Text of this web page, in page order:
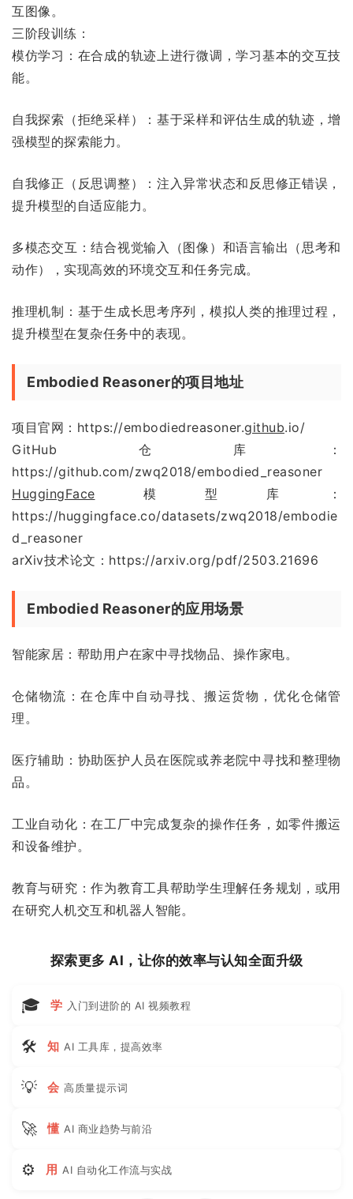
互图像。
三阶段训练：
模仿学习：在合成的轨迹上进行微调，学习基本的交互技
能。
自我探索（拒绝采样）：基于采样和评估生成的轨迹，增
强模型的探索能力。
自我修正（反思调整）：注入异常状态和反思修正错误，
提升模型的自适应能力。
多模态交互：结合视觉输入（图像）和语言输出（思考和
动作），实现高效的环境交互和任务完成。
推理机制：基于生成长思考序列，模拟人类的推理过程，
提升模型在复杂任务中的表现。
Embodied Reasoner的项目地址
项目官网：https://embodiedreasoner.github.io/
GitHub仓库：
https://github.com/zwq2018/embodied_reasoner
HuggingFace 模型库：
https://huggingface.co/datasets/zwq2018/embodie
d_reasoner
arXiv技术论文：https://arxiv.org/pdf/2503.21696
Embodied Reasoner的应用场景
智能家居：帮助用户在家中寻找物品、操作家电。
仓储物流：在仓库中自动寻找、搬运货物，优化仓储管
理。
医疗辅助：协助医护人员在医院或养老院中寻找和整理物
品。
工业自动化：在工厂中完成复杂的操作任务，如零件搬运
和设备维护。
教育与研究：作为教育工具帮助学生理解任务规划，或用
在研究人机交互和机器人智能。
探索更多 AI，让你的效率与认知全面升级
🎓 学 入门到进阶的 AI 视频教程
🛠 知 AI 工具库，提高效率
💡 会 高质量提示词
🚀 懂 AI 商业趋势与前沿
⚙ 用 AI 自动化工作流与实战